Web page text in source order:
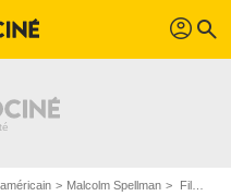
profil search
Malcolm Spellman Filmographie Malcolm Spellman